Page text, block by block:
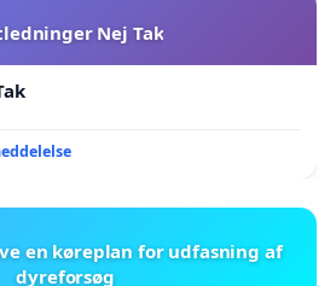
Nej Tak
en køreplan for udfasning af
dyreforsøg